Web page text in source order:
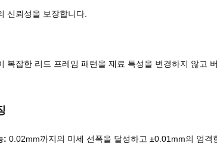
신뢰성을 보장합니다.
복잡한 리드 프레임 패턴을 재료 특성을 변경하지 않고
: 0.02mm까지의 미세 선폭을 달성하고 ±0.01mm의 엄